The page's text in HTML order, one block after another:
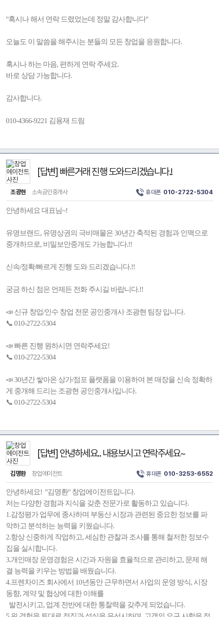
"혹시나 해서 연락 드렸었는데 정말 감사합니다"
오늘도 이 말씀을 해주시는 분들의 모든 창업을 응원합니다.
혹시나 하는 마음, 편하게 연락 주세요.
바로 상담 가능합니다.
감사합니다.
010-4366-9221 김용재 드림
[답변] 빠른거래 진행 도와드리겠습니다.!
조광현 소속공인중개사 휴대폰 010-2722-5304
안녕하세요 대표님~!
유명브랜드, 유명상권의 극비매물은 30년간 축적된 경험과 인맥으로
중개하므로, 비밀보안중개도 가능합니다.!!
신속/정확/빠르게 진행 도와 드리겠습니다.!!
궁금 하신 점은 언제든 전화 주시길 바랍니다.!!
📣 신규 창업/인수 창업 전문 공인중개사 조광현 팀장 입니다.
📞 010-2722-5304
📣 빠른 진행 원하시면 연락주세요!
📞 010-2722-5304
📣 30년간 쌓아온 상가/점포 플랫폼을 이용하여 본 매장을 신속 정확하
게 중개해 드리는 조광현 공인중개사입니다.
📞 010-2722-5304
[답변] 안녕하세요.. 내용보시고 연락주세요~
김명환 창업에이전트 휴대폰 010-3253-6552
안녕하세요! "김명환" 창업에이전트입니다.
저는 다양한 경험과 지식을 갖춘 전문가로 활동하고 있습니다.
1.감정평가 업무에 종사하며 부동산 시장과 관련된 중요한 정보를 파
악하고 분석하는 능력을 키웠습니다.
2.항상 신중하게 작업하고, 세심한 관찰과 조사를 통해 철저한 정보수
집을 실시합니다.
3.개인매장 운영경험은 시간과 자원을 효율적으로 관리하고, 문제 해
결 능력을 키우는 방법을 배웠습니다.
4.프렌차이즈 회사에서 10년동안 근무하면서 사업의 운영 방식, 시장
동향, 계약 및 협상에 대한 이해를
발전시키고, 업계 전반에 대한 통찰력을 갖추게 되었습니다.